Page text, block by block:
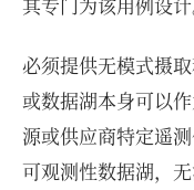
必须提供无模式摄
或数据湖本身可以
源或供应商特定遥
可观测性数据湖，